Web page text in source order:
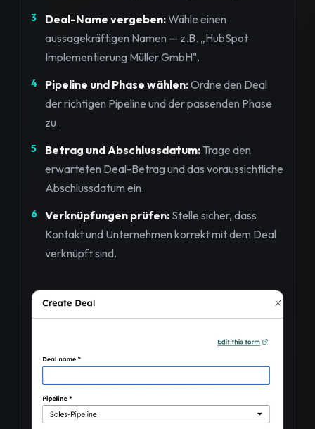
Deal-Name vergeben:Wähle einen
aussagekräftigen Namen — z.B. „HubSpot
Implementierung Müller GmbH".
Pipeline und Phase wählen:Ordne den Deal
der richtigen Pipeline und der passenden Phase
zu.
Betrag und Abschlussdatum: Trage den
erwarteten Deal-Betrag und das voraussichtliche
Abschlussdatum ein.
Verknüpfungen prüfen: Stelle sicher, dass
Kontakt und Unternehmen korrekt mit dem Deal
verknüpft sind.